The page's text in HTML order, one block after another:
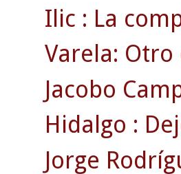
Ilic : La
Varela:
Jacobo
Hidalgo :
Jorge